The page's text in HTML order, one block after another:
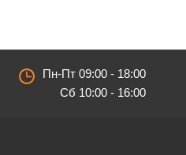
Пн-Пт 09:00 - 18:00
Сб 10:00 - 16:00